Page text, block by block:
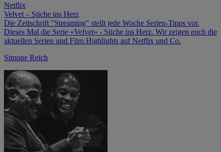
Netflix
Velvet – Stiche ins Herz
Die Zeitschrift "Streaming" stellt jede Woche Serien-Tipps vor.
Dieses Mal die Serie «Velvet» - Stiche ins Herz. Wir zeigen euch die
aktuellen Serien und Film Highlights auf Netflix und Co.
Simone Reich